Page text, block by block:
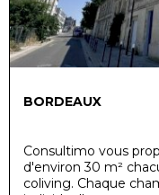
BORDEAUX
Consultimo vous
d'environ 30 m²
coliving. Chaque